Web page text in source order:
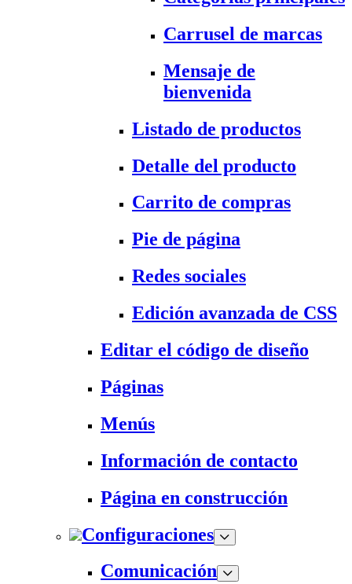
Carrusel de marcas
Mensaje de
bienvenida
Listado de productos
Detalle del producto
Carrito de compras
Pie de página
Redes sociales
Edición avanzada de CSS
Editar el código de diseño
Páginas
Menús
Información de contacto
Página en construcción
Configuraciones
Comunicación